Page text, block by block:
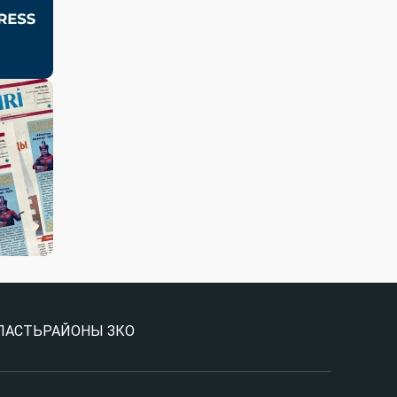
РАЙОНЫ ЗКО